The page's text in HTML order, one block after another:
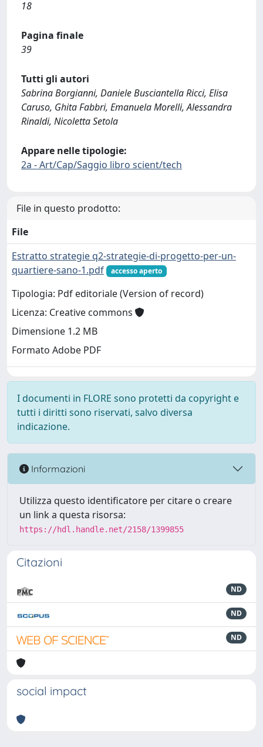
18
Pagina finale
39
Tutti gli autori
Sabrina Borgianni, Daniele Busciantella Ricci, Elisa
Caruso, Ghita Fabbri, Emanuela Morelli, Alessandra
Rinaldi, Nicoletta Setola
Appare nelle tipologie:
2a - Art/Cap/Saggio libro scient/tech
File in questo prodotto:
File
Estratto strategie q2-strategie-di-progetto-per-un-
quartiere-sano-1.pdf
accesso aperto
Tipologia: Pdf editoriale (Version of record)
Licenza: Creative commons
Dimensione 1.2 MB
Formato Adobe PDF
I documenti in FLORE sono protetti da copyright e
tutti i diritti sono riservati, salvo diversa
indicazione.
Informazioni
Utilizza questo identificatore per citare o creare
un link a questa risorsa:
https://hdl.handle.net/2158/1399855
Citazioni
ND
ND
ND
social impact